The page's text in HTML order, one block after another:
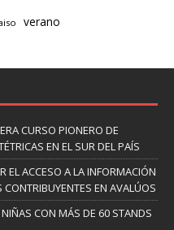
verano
CURSO PIONERO DE
EN EL SUR DEL PAÍS
EL ACCESO A LA INFORMACIÓN
EN AVALÚOS
CON MÁS DE 60 STANDS